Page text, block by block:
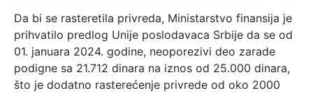
Da bi se rasteretila privreda, Ministarstvo finansija je
prihvatilo predlog Unije poslodavaca Srbije da se od
01. januara 2024. godine, neoporezivi deo zarade
podigne sa 21.712 dinara na iznos od 25.000 dinara,
što je dodatno rasterećenje privrede od oko 2000